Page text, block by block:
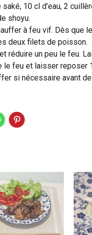
saké, 10 cl d’eau, 2
shoyu.
à feu vif. Dès que
deux filets de poisson.
réduire un peu le feu.
le feu et laisser reposer
si nécessaire avant